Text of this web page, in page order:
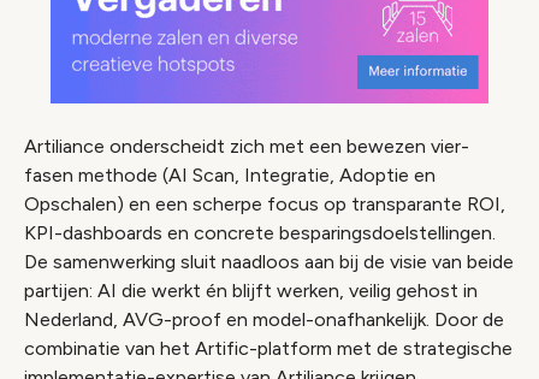
Artiliance onderscheidt zich met een bewezen vier-
fasen methode (AI Scan, Integratie, Adoptie en
Opschalen) en een scherpe focus op transparante ROI,
KPI-dashboards en concrete besparingsdoelstellingen.
De samenwerking sluit naadloos aan bij de visie van beide
partijen: AI die werkt én blijft werken, veilig gehost in
Nederland, AVG-proof en model-onafhankelijk. Door de
combinatie van het Artific-platform met de strategische